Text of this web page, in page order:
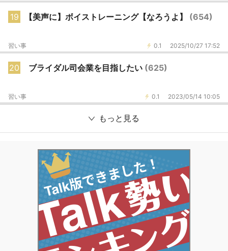
19 【美声に】ボイストレーニング【なろうよ】 (654)
0.1 2025/10/27 17:52
習い事
20 ブライダル司会業を目指したい (625)
0.1 2023/05/14 10:05
習い事
もっと見る